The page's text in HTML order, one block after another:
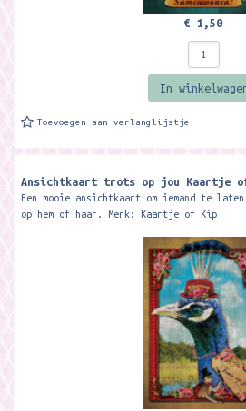
€ 1,50
In
Toevoegen aan verlanglijstje
Ansichtkaart trots op jou Kaartje
Een mooie ansichtkaart om iemand te
op hem of haar. Merk: Kaartje of Kip